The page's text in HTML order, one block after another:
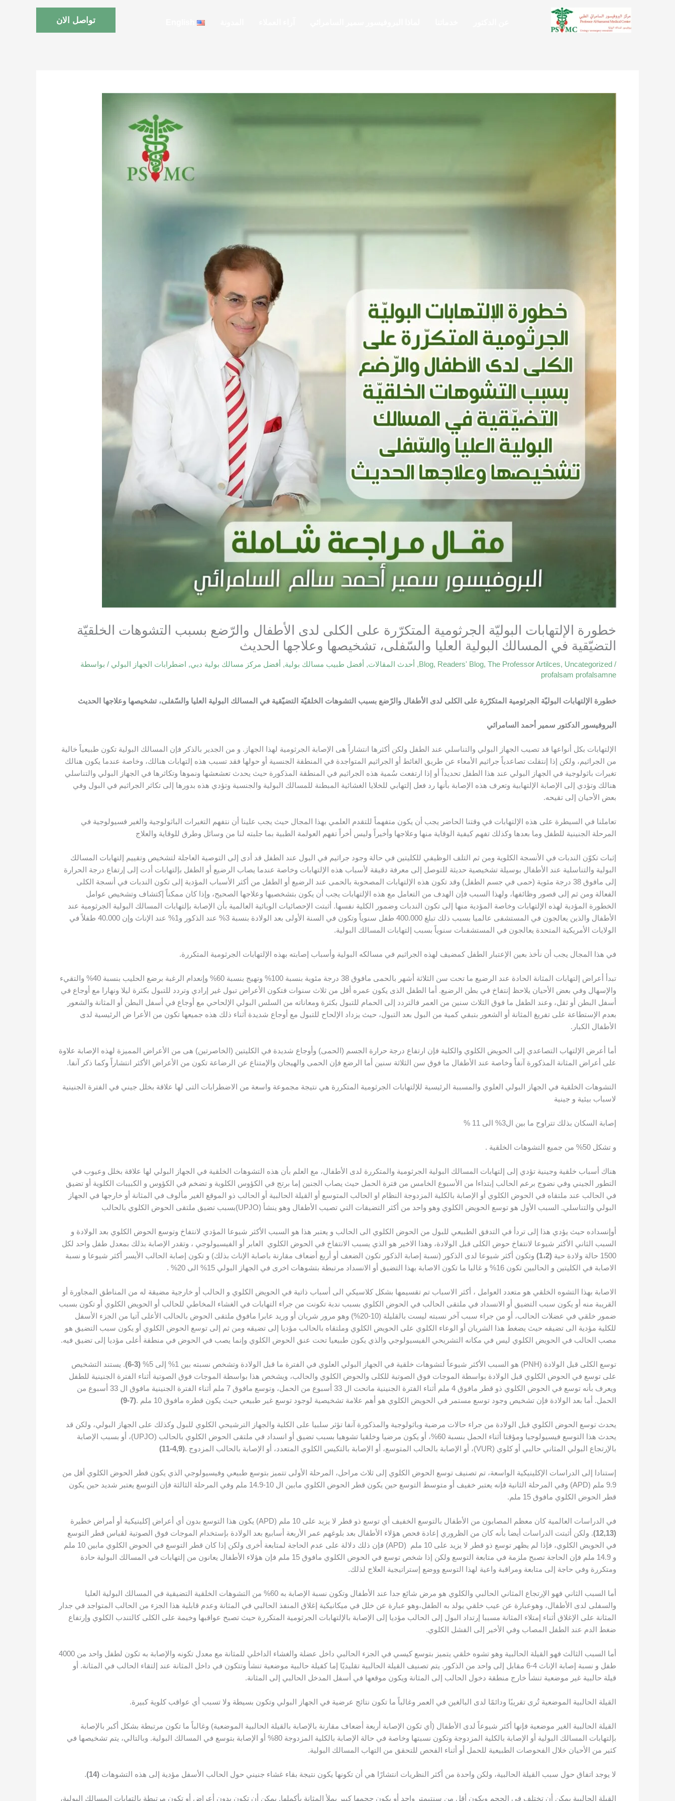
تواصل الان
خطورة الإلتهابات البوليّة الجرثومية المتكرّرة على الكلى لدى الأطفال والرّضع بسبب التشوهات الخلقيّة
التضيّقية في المسالك البولية العليا والسّفلى، تشخيصها وعلاجها الحديث
/
Blog, Readers' Blog, The Professor Artilces, Uncategorized
, أحدث المقالات, أفضل طبيب مسالك بولية, أفضل مركز مسالك بولية دبي, اضطرابات الجهاز البولي / بواسطة
profalsam profalsamne
خطورة الإلتهابات البوليّة الجرثومية المتكرّرة على الكلى لدى الأطفال والرّضع بسبب التشوهات الخلقيّة التضيّقية في المسالك البولية العليا والسّفلى، تشخيصها وعلاجها الحديث
البروفيسور الدكتور سمير أحمد السامرائي
الإلتهابات بكل أنواعها قد تصيب الجهاز البولي والتناسلي عند الطفل ولكن أكثرها انتشاراً هى الإصابة الجرثومية لهذا الجهاز. و من الجدير بالذكر فإن المسالك البولية تكون طبيعياً خالية
من الجراثيم، ولكن إذا إنتقلت تصاعدياً جراثيم الأمعاء عن طريق الغائط أو الجراثيم المتواجدة في المنطقة الجنسية أو حولها فقد تسبب هذه إلتهابات هنالك، وخاصة عندما يكون هنالك
تغيرات باثولوجية في الجهاز البولي عند هذا الطفل تحديداً أو إذا ارتفعت سُمية هذه الجراثيم في المنطقة المذكورة حيث يحدث تعشعشها ونموها وتكاثرها في الجهاز البولي والتناسلي
هنالك وتؤدي إلى الإصابة الإلتهابية وتعرف هذه الإصابة بأنها رد فعل إلتهابي للخلايا الغشائية المبطنة للمسالك البولية والجنسية وتؤدي هذه بدورها إلى تكاثر الجراثيم في البول وفي
بعض الأحيان إلى تقيحه.
تعاملنا في السيطرة على هذه الإلتهابات في وقتنا الحاضر يجب أن يكون متفهماً للتقدم العلمي بهذا المجال حيث يجب علينا أن نتفهم التغيرات الباثولوجية والغير فسيولوجية في
المرحلة الجنينية للطفل وما بعدها وكذلك تفهم كيفية الوقاية منها وعلاجها وأخيراً وليس أخراً تفهم العولمة الطبية بما جلبته لنا من وسائل وطرق للوقاية والعلاج
إثبات تكوّن الندبات في الأنسجة الكلوية ومن ثم التلف الوظيفي للكليتين في حالة وجود جراثيم في البول عند الطفل قد أدى إلى التوصية العاجلة لتشخيص وتقييم إلتهابات المسالك
البولية والتناسلية عند الأطفال بوسيلة تشخيصية حديثة للتوصل إلى معرفة دقيقة لأسباب هذه الإلتهابات وخاصة عندما يصاب الرضيع أو الطفل بإلتهابات أدت إلى إرتفاع درجة الحرارة
إلى مافوق 38 درجة مئوية (حمى في جسم الطفل) وقد تكون هذه الإلتهابات المصحوبة بالحمى عند الرضيع أو الطفل من أكثر الأسباب المؤدية إلى تكون الندبات في أنسجة الكلى
الفعالة ومن ثم إلى قصور وظائفها، ولهذا السبب فإن الهدف من التعامل مع هذه الإلتهابات يجب أن يكون بتشخصيها وعلاجها الصحيح، وإذا كان ممكناً إكتشاف وتشخيص عوامل
الخطورة المؤدية لهذه الإلتهابات وخاصة المؤدية منها إلى تكون الندبات وضمور الكلية نفسها. أثبتت الإحصائيات الوبائية العالمية بأن الإصابة بإلتهابات المسالك البولية الجرثومية عند
الأطفال والذين يعالجون في المستشفى عالميا بسبب ذلك تبلغ 400.000 طفل سنوياً وتكون في السنة الأولى بعد الولادة بنسبة 3% عند الذكور و1% عند الإناث وإن 40.000 طفلاً في
الولايات الأمريكية المتحدة يعالجون في المستشفىات سنوياً بسبب إلتهابات المسالك البولية.
في هذا المجال يجب أن نأخذ بعين الإعتبار الطفل كمضيف لهذه الجراثيم في مسالكه البولية وأسباب إصابته بهذه الإلتهابات الجرثومية المتكررة.
تبدأ أعراض إلتهابات المثانة الحادة عند الرضيع ما تحت سن الثلاثة أشهر بالحمى مافوق 38 درجة مئوية بنسبة 100% وتهيج بنسبة 60% وإنعدام الرغبة برضع الحليب بنسبة 40% والتقيء
والإسهال وفي بعض الأحيان يلاحظ إنتفاخ في بطن الرضيع. أما الطفل الذى يكون عمره أقل من ثلاث سنوات فتكون الأعراض تبول غير إرادي وتردد للتبول بكثرة ليلا ونهارا مع أوجاع في
أسفل البطن أو ثقل، وعند الطفل ما فوق الثلاث سنين من العمر فالتردد إلى الحمام للتبول بكثرة ومعاناته من السلس البولي الإلحاحي مع أوجاع في أسفل البطن أو المثانة والشعور
بعدم الإستطاعة على تفريغ المثانة أو الشعور بتبقي كمية من البول بعد التبول، حيث يزداد الإلحاح للتبول مع أوجاع شديدة أثناء ذلك هذه جميعها تكون من الأعرا ض الرئيسية لدى
الأطفال الكبار.
أما أعرض الإلتهاب التصاعدي إلى الحويض الكلوي والكلية فإن ارتفاع درجة حرارة الجسم (الحمى) وأوجاع شديدة في الكليتين (الخاصرتين) هى من الأعراض المميزة لهذه الإصابة علاوة
على أعراض المثانة المذكورة آنفاً وخاصة عند الأطفال ما فوق سن الثلاثة سنين أما الرضع فإن الحمى والهيجان والإمتناع عن الرضاعة تكون من الأعراض الأكثر انتشاراً وكما ذكر آنفا.
التشوهات الخلقية في الجهاز البولي العلوي والمسببة الرئيسية للإلتهابات الجرثومية المتكررة هي نتيجة مجموعة واسعة من الاضطرابات التى لها علاقة بخلل جيني في الفترة الجنينية
لاسباب بيئية و جينية
إصابة السكان بذلك تتراوح ما بين ال3% الى 11 %
و تشكل 50% من جميع التشوهات الخلقية .
هناك أسباب خلقية وجينية تؤدي إلى إلتهابات المسالك البولية الجرثومية والمتكررة لدى الأطفال، مع العلم بأن هذه التشوهات الخلقية في الجهاز البولي لها علاقة بخلل وعيوب في
التطور الجيني وفي نضوج برعم الحالب إبتداءا من الأسبوع الخامس من فترة الحمل حيث يصاب الجنين إما برتج في الكؤوس الكلوية و تضخم في الكؤوس و الكبيبات الكلوية أو تضيق
في الحالب عند ملتقاه في الحوض الكلوي أو الإصابة بالكلية المزدوجة النظام او الحالب المتوسع أو القيلة الحالبية أو الحالب ذو الموقع الغير مألوف في المثانة أو خارجها في الجهاز
البولي والتناسلي. السبب الأول هو توسع الحويض الكلوي وهو واحد من أكثر التضيقات التي تصيب الأطفال وهو ينشأ (UPJO)بسبب تضيق ملتقى الحوض الكلوي بالحالب
أوإنسداده حيث يؤدي هذا إلى تردأ في التدفق الطبيعي للبول من الحوض الكلوي الى الحالب و يعتبر هذا هو السبب الأكثر شيوعا المؤدي لانتفاخ وتوسع الحوض الكلوي بعد الولادة و
السبب الثاني الأكثر شيوعا لانتفاخ حوض الكلى قبل الولادة، وهذا الاخير هو الذي يسبب الانتفاخ في الحوض الكلوي العابر أو الفيسيولوجي ، وتقدر الإصابة بذلك بمعدل طفل واحد لكل
1500 حالة ولادة حية
(1،2)
وتكون أكثر شيوعا لدى الذكور (نسبة إصابة الذكور تكون الضعف أو أربع أضعاف مقارنة باصابة الإناث بذلك) و تكون إصابة الحالب الأيسر أكثر شيوعا و نسبة
الاصابة في الكليتين و الحالبين تكون 16% و غالبا ما تكون الاصابة بهذا التضيق أو الانسداد مرتبطة بتشوهات اخرى في الجهاز البولي 15% الى 20% .
الاصابة بهذا التشوه الخلقي هو متعدد العوامل ، أكثر الاسباب تم تقسيمها بشكل كلاسيكي الى أسباب ذاتية في الحويض الكلوي و الحالب أو خارجية مضيقة له من المناطق المجاورة أو
القريبة منه أو يكون سبب التضيق أو الانسداد في ملتقى الحالب في الحوض الكلوي بسبب ندبة تكونت من جراء التهابات في الغشاء المخاطي للحالب أو الحويض الكلوي أو تكون بسبب
ضمور خلقي في عضلات الحالب، أو من جراء سبب آخر نسبته ليست بالقليلة (10-20%) وهو مرور شريان أو وريد عابرا مافوق ملتقى الحوض بالحالب الأعلى آتيا من الجزء الأسفل
للكلية مؤدية الى تضيقه حيث يضغط هذا الشريان أو الوعاء الكلوي على الحويض الكلوي وملتقاه بالحالب مؤديا إلى تضيقه ومن ثم إلى توسع الحوض الكلوي أو يكون سبب التضيق هو
مصب الحالب في الحويض الكلوي ليس في مكانه التشريحي الفيسيولوجي والذي يكون طبيعيا تحت عنق الحوض الكلوي وإنما يصب في الحوض في منطقة أعلى مؤديا إلى تضيق فيه.
توسع الكلى قبل الولادة (PNH) هو السبب الأكثر شيوعاً لتشوهات خلقية في الجهاز البولي العلوي في الفترة ما قبل الولادة وتشخص نسبته بين 1% إلى 5% (3-6)
. يستند التشخيص
على توسع في الحوض الكلوي قبل الولادة بواسطة الموجات فوق الصوتية للكلى والحوض الكلوي والحالب، ويشخص هذا بواسطة الموجات فوق الصوتية أثناء الفترة الجنينية للطفل
ويعرف بأنه توسع في الحوض الكلوي ذو قطر مافوق 4 ملم أثناء الفترة الجنينية ماتحت ال 33 أسبوع من الحمل، وتوسع مافوق 7 ملم أثناء الفترة الجنينية مافوق ال 33 أسبوع من
الحمل. أما بعد الولادة فإن تشخيص وجود توسع مستمر في الحويض الكلوي هو أهم علامة تشخيصية لوجود توسع غير طبيعي حيث يكون قطره مافوق 10 ملم .
(7-9)
يحدث توسع الحوض الكلوي قبل الولادة من جراء حالات مرضية وباثولوجية والمذكورة آنفا تؤثر سلبيا على الكلية والجهاز الترشيحي الكلوي للبول وكذلك على الجهاز البولي، ولكن قد
يحدث هذا التوسع فيسيولوجيا ومؤقتا أثناء الحمل بنسبة 60%، أو يكون مرضيا وخلقيا تشوهيا بسبب تضيق أو انسداد في ملتقى الحوض الكلوي بالحالب (UPJO)، أو بسبب الإصابة
بالإرتجاع البولي المثاني حالبي أو كلوي (VUR)، أو الإصابة بالحالب المتوسع، أو الإصابة بالتكيس الكلوي المتعدد، أو الإصابة بالحالب المزدوج .
(4,9-11)
إستنادا إلى الدراسات الإكلينيكية الواسعة، تم تصنيف توسع الحوض الكلوي إلى ثلاث مراحل، المرحلة الأولى تتميز بتوسع طبيعي وفيسيولوجي الذي يكون قطر الحوض الكلوي أقل من
9.9 ملم (APD) وفي المرحلة الثانية فإنه يعتبر خفيف أو متوسط التوسع حين يكون قطر الحوض الكلوي مابين ال 10-14.9 ملم وفي المرحلة الثالثة فإن التوسع يعتبر شديد حين يكون
قطر الحوض الكلوي مافوق 15 ملم.
في الدراسات العالمية كان معظم المصابون من الأطفال بالتوسع الخفيف أي توسع ذو قطر لا يزيد على 10 ملم (APD) يكون هذا التوسع بدون أي أعراض إكلينيكية أو أمراض خطيرة
(
12,13
). ولكن أثبتت الدراسات أيضا بأنه كان من الظروري إعادة فحص هؤلاء الأطفال بعد بلوغهم عمر الأربعة أسابيع بعد الولادة بإستخدام الموجات فوق الصوتية لقياس قطر التوسع
في الحويض الكلوي، فإذا لم يظهر توسع ذو قطر لا يزيد على 10 ملم (APD) فإن ذلك دلالة على عدم الحاجة لمتابعة أخرى ولكن إذا كان قطر التوسع في الحوض الكلوي مابين 10 ملم
و 14.9 ملم فإن الحاجة تصبح ملزمة في متابعة التوسع ولكن إذا شخص توسع في الحوض الكلوي مافوق 15 ملم فإن هؤلاء الأطفال يعانون من إلتهابات في المسالك البولية حادة
ومتكررة وفي حاجة إلى متابعة ومراقبة واعية لهذا التوسع ووضع إستراتيجية العلاج لذلك.
أما السبب الثاني فهو الإرتجاع المثاني الحالبي والكلوي هو مرض شائع جدا عند الأطفال وتكون نسبة الإصابة به 60% من التشوهات الخلقية التضيقية في المسالك البولية العليا
والسفلى لدى الأطفال، وهوعبارة عن عيب خلقي يولد به الطفل،وهو عبارة عن خلل في ميكانيكية إغلاق المنفذ الحالبي في المثانة وعدم قابلية هذا الجزء من الحالب المتواجد في جدار
المثانة على الإغلاق أثناء إمتلاء المثانة مسببا إرتداد البول إلى الحالب مؤديا إلى الإصابة بالإلتهابات الجرثومية المتكررة حيث تصبح عواقبها وخيمة على الكلى كالتندب الكلوي وإرتفاع
ضغط الدم عند الطفل المصاب وفي الأخير إلى الفشل الكلوي.
أما السبب الثالث فهو القيلة الحالبية وهو تشوه خلقي يتميز بتوسع كيسي في الجزء الحالبي داخل عضلة والغشاء الداخلي للمثانة مع معدل تكونه والإصابة به تكون لطفل واحد من 4000
طفل و نسبة إصابة الإناث 4-6 مقابل إلى واحد من الذكور. يتم تصنيف القيلة الحالبية تقليديًا إما كقيلة حالبية موضعية تنشأ وتتكون في داخل المثانة عند إلتقاء الحالب في المثانة. أو
قيلة حالبية غير موضعية تنشأ خارج منطقة دخول الحالب إلى المثانة ويكون موقعها في أسفل المدخل الحالبي إلى المثانة.
القيلة الحالبية الموضعية تُرى تقريبًا ودائمًا لدى البالغين في العمر وغالباً ما تكون نتائج عرضية في الجهاز البولي وتكون بسيطة ولا تسبب أي عواقب كلوية كبيرة.
القيلة الحالبية الغير موضعية فإنها أكثر شيوعاً لدى الأطفال (أي تكون الإصابة أربعة أضعاف مقارنة بالإصابة بالقيلة الحالبية الموضعية) وغالباً ما تكون مرتبطة بشكل أكبر بالإصابة
بإلتهابات المسالك البولية أو الإصابة بالكلية المزدوجة وتكون نسبتها وخاصة في حالة الإصابة بالكلية المزدوجة 80% أو الإصابة بتوسع في المسالك البولية. وبالتالي، يتم تشخيصها في
كثير من الأحيان خلال الفحوصات الطبيعية للحمل أو أثناء الفحص للتحقق من التهاب المسالك البولية.
لا يوجد اتفاق حول سبب القيلة الحالبية، ولكن واحدة من أكثر النظريات انتشارًا هي أن تكونها يكون نتيجة بقاء غشاء جنيني حول الحالب الأسفل مؤدية إلى هذه التشوهات (
14
)
.
القيلة الحالبية يمكن أن تختلف في الحجم ويكون أقل من سنتيمتر واحد أو يكون حجمها كبير يملأ المثانة بأكملها. يمكن أن تكون بدون أعراض أو تكون مرتبطة بالتهابات المسالك البولية،